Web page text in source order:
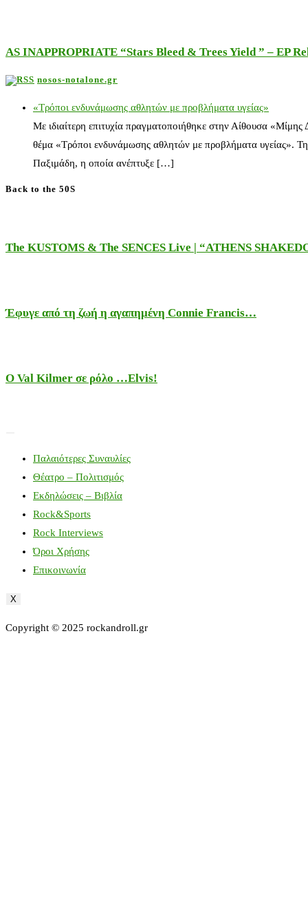
AS INAPPROPRIATE “Stars Bleed & Trees Yield ” – EP
nosos-notalone.gr
«Τρόποι ενδυνάμωσης αθλητών με προβλήματα υγείας»
Με ιδιαίτερη επιτυχία πραγματοποιήθηκε στην Αίθουσα
θέμα «Τρόποι ενδυνάμωσης αθλητών με προβλήματα υγείας».
Παξιμάδη, η οποία ανέπτυξε […]
Back to the 50S
The KUSTOMS & The SENCES Live | “ATHENS
Έφυγε από τη ζωή η αγαπημένη Connie Francis…
Ο Val Kilmer σε ρόλο …Elvis!
Παλαιότερες Συναυλίες
Θέατρο – Πολιτισμός
Εκδηλώσεις – Βιβλία
Rock&Sports
Rock Interviews
Όροι Χρήσης
Επικοινωνία
X
Copyright © 2025 rockandroll.gr